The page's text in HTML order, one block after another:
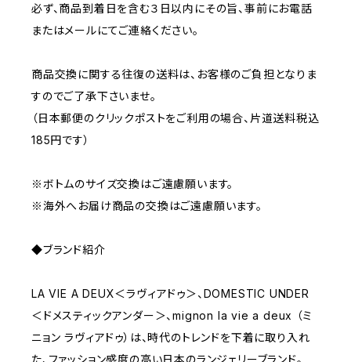
必ず、商品到着日を含む３日以内にその旨、事前にお電話
またはメールにてご連絡ください。
商品交換に関する往復の送料は、お客様のご負担となりま
すのでご了承下さいませ。
（日本郵便のクリックポストをご利用の場合、片道送料税込
185円です）
※ボトムのサイズ交換はご遠慮願います。
※海外へお届け商品の交換はご遠慮願います。
◆ブランド紹介
LA VIE A DEUX＜ラヴィアドゥ＞、DOMESTIC UNDER
＜ドメスティックアンダー＞、mignon la vie a deux （ミ
ニョン ラヴィアドゥ）は、時代のトレンドを下着に取り入れ
た、ファッション感度の高い日本のランジェリーブランド。